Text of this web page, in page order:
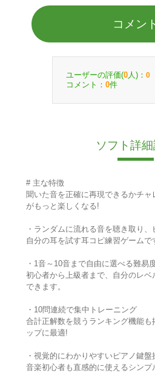
コメン
ユーザーの評価(0 人)： 0
コメント： 0件
ソフト詳細
# 主な特徴
聞いた音を正確に再現できるかチ
がもっと楽しくなる!
・ランダムに流れる音を聴き取り
自分の耳を試す耳コピ練習ゲームで
・1音～10音まで自由に選べる難易
初心者から上級者まで、自分のレベ
できます。
・10問連続で集中トレーニング
合計正解数を競うランキング機能も
ップに最適!
・視覚的にわかりやすいピアノ鍵盤
音楽初心者も直感的に使えるシンプ